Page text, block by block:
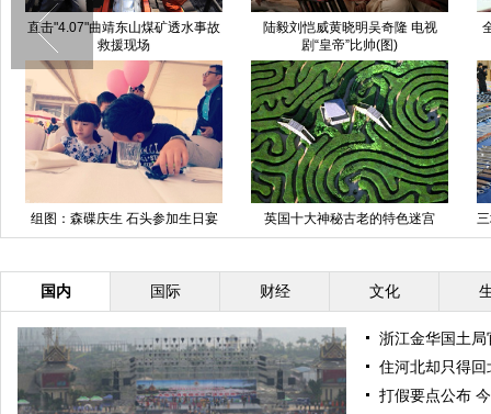
直击"4.07"曲靖东山煤矿透水事故
救援现场
陆毅刘恺威黄晓明吴奇隆 电视
剧“皇帝”比帅(图)
组图：森碟庆生 石头参加生日宴
对话萌哭网友
英国十大神秘古老的特色迷宫
国内 国际 财经 文化
浙江金华国土
住河北却只得
打假要点公布